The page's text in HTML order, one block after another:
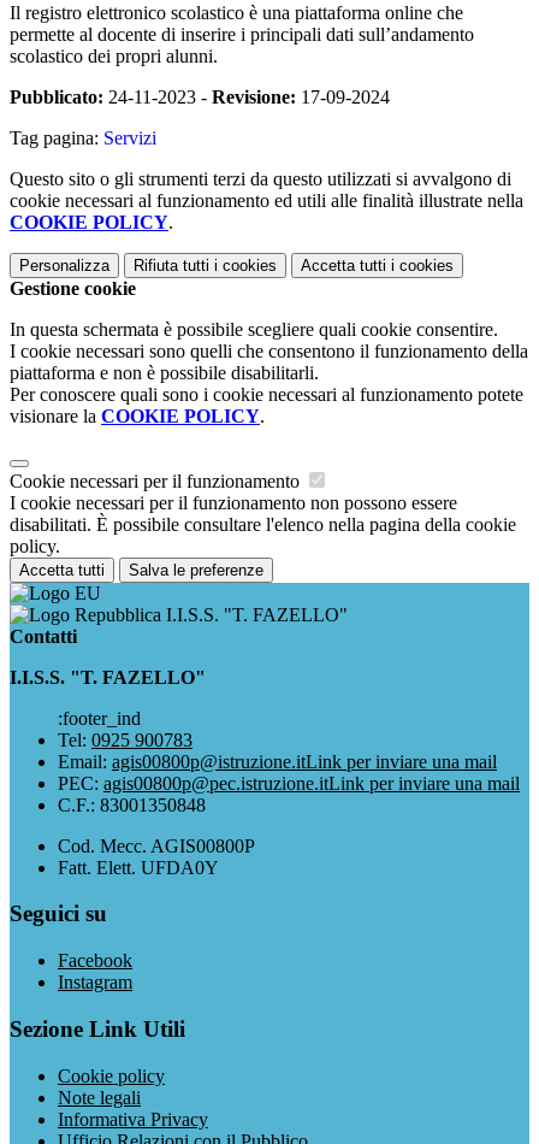
Il registro elettronico scolastico è una piattaforma online che
permette al docente di inserire i principali dati sull’andamento
scolastico dei propri alunni.
Pubblicato: 24-11-2023 - Revisione: 17-09-2024
Tag pagina: Servizi
Questo sito o gli strumenti terzi da questo utilizzati si avvalgono di
cookie necessari al funzionamento ed utili alle finalità illustrate nella
COOKIE POLICY.
Personalizza Rifiuta tutti i cookies Accetta tutti i cookies
Gestione cookie
In questa schermata è possibile scegliere quali cookie consentire.
I cookie necessari sono quelli che consentono il funzionamento della
piattaforma e non è possibile disabilitarli.
Per conoscere quali sono i cookie necessari al funzionamento potete
visionare la COOKIE POLICY.
Cookie necessari per il funzionamento
I cookie necessari per il funzionamento non possono essere
disabilitati. È possibile consultare l'elenco nella pagina della cookie
policy.
Accetta tutti Salva le preferenze
I.I.S.S. "T. FAZELLO"
Contatti
I.I.S.S. "T. FAZELLO"
:footer_ind
Tel: 0925 900783
Email: agis00800p@istruzione.itLink per inviare una mail
PEC: agis00800p@pec.istruzione.itLink per inviare una mail
C.F.: 83001350848
Cod. Mecc. AGIS00800P
Fatt. Elett. UFDA0Y
Seguici su
Facebook
Instagram
Sezione Link Utili
Cookie policy
Note legali
Informativa Privacy